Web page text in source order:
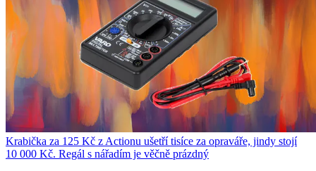
Krabička za 125 Kč z Actionu ušetří tisíce za opraváře, jindy stojí
10 000 Kč. Regál s nářadím je věčně prázdný